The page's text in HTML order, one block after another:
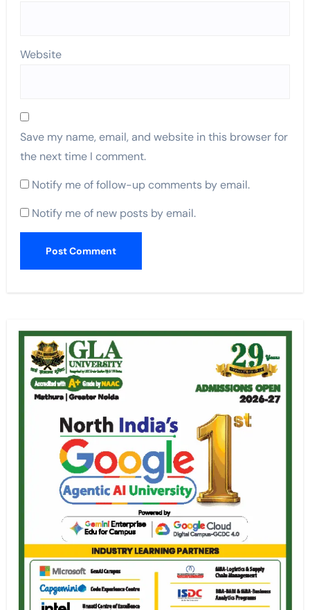
Website
Save my name, email, and website in this browser for
the next time I comment.
Notify me of follow-up comments by email.
Notify me of new posts by email.